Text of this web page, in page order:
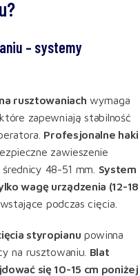
– systemy
rusztowaniach wymaga
zapewniają stabilność
Profesjonalne haki
zawieszenie
48-51 mm. System
wagę urządzenia (12-18
podczas cięcia
styropianu powinna
na rusztowaniu. Blat
się 10-15 cm poniżej